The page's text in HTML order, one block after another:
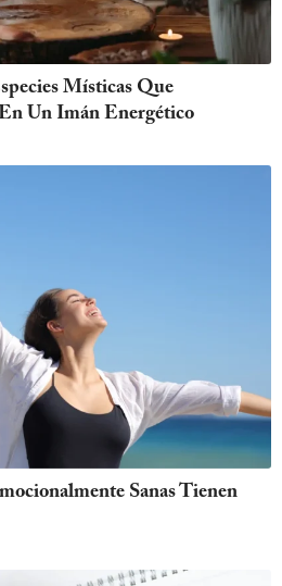
Místicas Que
Un Imán Energético
Sanas Tienen